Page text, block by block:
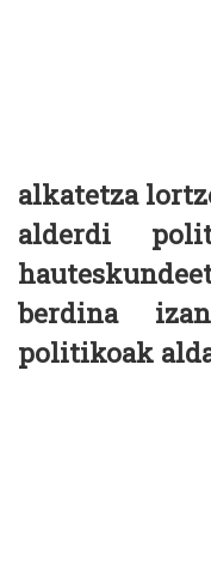
alkatetza
alderdi
berdina
politikoak